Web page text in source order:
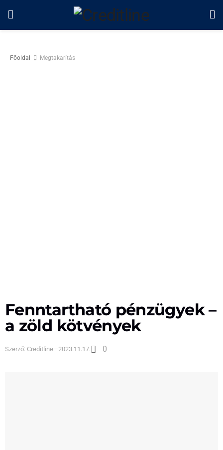
Főoldal Megtakarítás
Fenntartható pénzügyek –
a zöld kötvények
Szerző: Creditline—2023.11.17. 0